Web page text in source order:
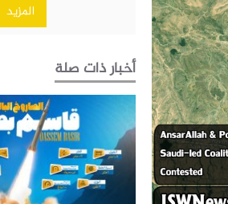
المزيد
أخبار ذات صلة